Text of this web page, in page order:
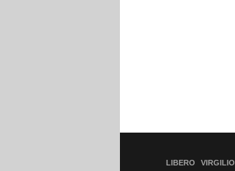
LIBERO VIRGILIO